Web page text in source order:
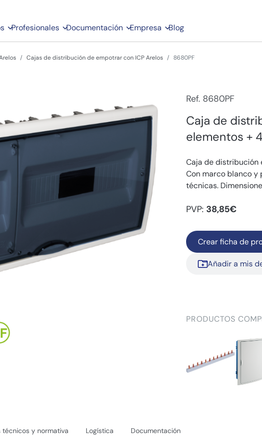
Profesionales Documentación Empresa Blog
Cajas de distribución de empotrar con ICP Arelos 8680PF
Ref. 8680PF
Caja de
elementos +
Caja de distribución
Con marco blanco y
técnicas.
PVP: 38,85€
Crear ficha de
Añadir a mis
PRODUCTOS
técnicos y normativa Logística Documentación